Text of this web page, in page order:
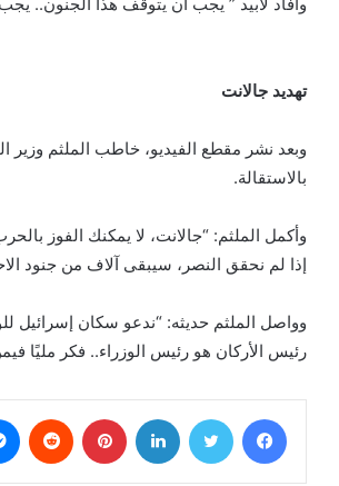
تهديد جالانت
وبعد نشر مقطع الفيديو، خاطب الملثم وزير
بالاستقالة.
وأكمل الملثم: “جالانت، لا يمكنك الفوز
إذا لم نحقق النصر، سيبقى آلاف من جنود
وواصل الملثم حديثه: “ندعو سكان إسرائيل
رئيس الأركان هو رئيس الوزراء.. فكر مليًا
فيسبوك تويتر لينكدإن بينتيريست